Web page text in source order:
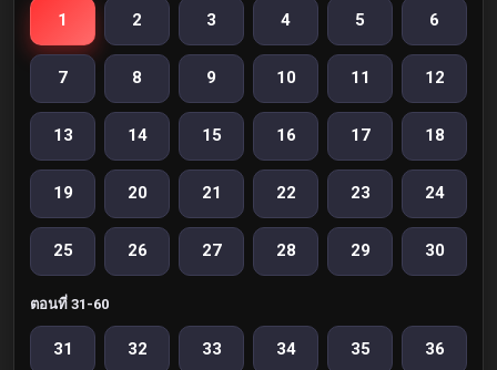
1 2 3 4 5 6
7 8 9 10 11 12
13 14 15 16 17 18
19 20 21 22 23 24
25 26 27 28 29 30
ตอนที่ 31-60
31 32 33 34 35 36